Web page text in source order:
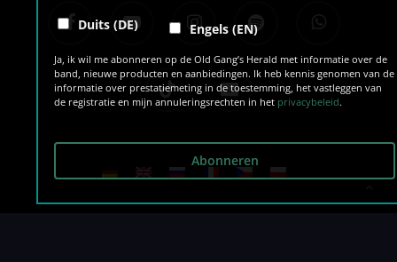
facebook
tiktok email
Duits (DE) Engels (EN)
Ja, ik wil me abonneren op de Old Gang’s Herald met informatie over de
band, nieuwe producten en aanbiedingen. Ik heb kennis genomen van de
informatie over prestatiemeting in de toestemming, het vastleggen van
de registratie en mijn annuleringsrechten in hetprivacybeleid.